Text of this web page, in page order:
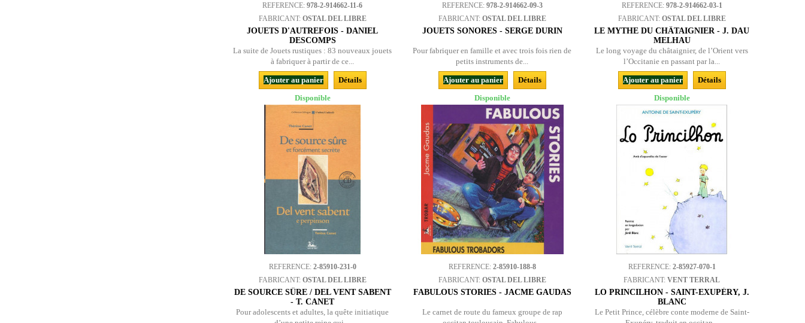
REFERENCE:978-2-914662-11-6
FABRICANT: OSTAL DEL LIBRE
JOUETS D'AUTREFOIS - DANIEL
DESCOMPS
La suite de Jouets rustiques : 83 nouveaux jouets
à fabriquer à partir de ce...
Ajouter au panier
Détails
Disponible
REFERENCE: 978-2-914662-09-3
FABRICANT: OSTAL DEL LIBRE
JOUETS SONORES - SERGE DURIN
Pour fabriquer en famille et avec trois fois rien de
petits instruments de...
Ajouter au panier
Détails
Disponible
REFERENCE: 978-2-914662-03-1
FABRICANT: OSTAL DEL LIBRE
LE MYTHE DU CHÂTAIGNIER - J. DAU
MELHAU
Le long voyage du châtaignier, de l’Orient vers
l’Occitanie en passant par la...
Ajouter au panier
Détails
Disponible
REFERENCE: 2-85910-231-0
FABRICANT: OSTAL DEL LIBRE
DE SOURCE SÛRE / DEL VENT SABENT
- T. CANET
Pour adolescents et adultes, la quête initiatique
REFERENCE: 2-85910-188-8
FABRICANT: OSTAL DEL LIBRE
FABULOUS STORIES - JACME GAUDAS
Le carnet de route du fameux groupe de rap
REFERENCE: 2-85927-070-1
FABRICANT:VENT TERRAL
LO PRINCILHON - SAINT-EXUPÉRY, J.
BLANC
Le Petit Prince, célèbre conte moderne de Saint-